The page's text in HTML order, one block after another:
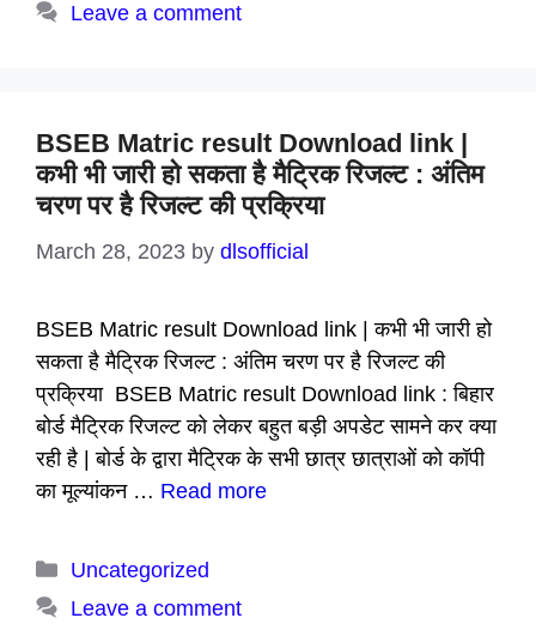
Leave a comment
BSEB Matric result Download link |
कभी भी जारी हो सकता है मैट्रिक रिजल्ट : अंतिम
चरण पर है रिजल्ट की प्रक्रिया
March 28, 2023 by dlsofficial
BSEB Matric result Download link | कभी भी जारी हो
सकता है मैट्रिक रिजल्ट : अंतिम चरण पर है रिजल्ट की
प्रक्रिया BSEB Matric result Download link : बिहार
बोर्ड मैट्रिक रिजल्ट को लेकर बहुत बड़ी अपडेट सामने कर क्या
रही है | बोर्ड के द्वारा मैट्रिक के सभी छात्र छात्राओं को कॉपी
का मूल्यांकन … Read more
Categories
Uncategorized
Leave a comment